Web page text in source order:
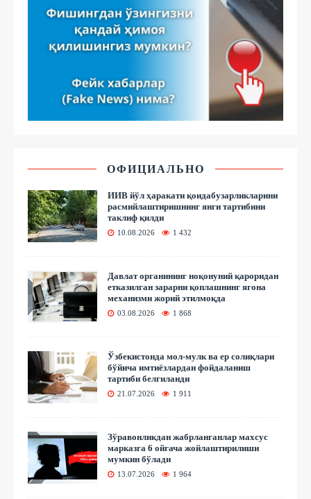
ОФИЦИАЛЬНО
ИИВ йўл ҳаракати қоидабузарликларини
расмийлаштиришнинг янги тартибини
таклиф қилди
10.08.2026 1 432
Давлат органининг ноқонуний қароридан
етказилган зарарни қоплашнинг ягона
механизми жорий этилмоқда
03.08.2026 1 868
Ўзбекистонда мол-мулк ва ер солиқлари
бўйича имтиёзлардан фойдаланиш
тартиби белгиланди
21.07.2026 1 911
Зўравонликдан жабрланганлар махсус
марказга 6 ойгача жойлаштирилиши
мумкин бўлади
13.07.2026 1 964